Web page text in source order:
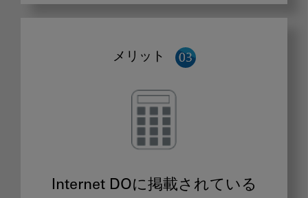
メリット
Internet DOに掲載されている